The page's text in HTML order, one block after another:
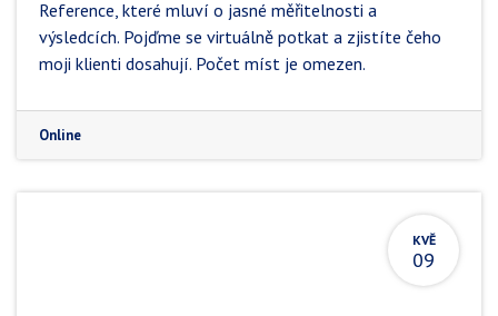
Reference, které mluví o jasné měřitelnosti a
výsledcích. Pojďme se virtuálně potkat a zjistíte čeho
moji klienti dosahují. Počet míst je omezen.
Online
KVĚ
09